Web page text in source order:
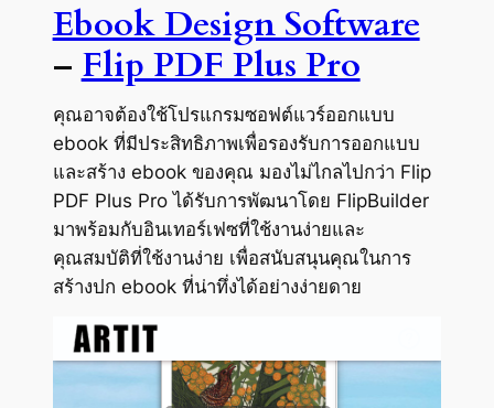
Ebook Design Software
– Flip PDF Plus Pro
คุณอาจต้องใช้โปรแกรมซอฟต์แวร์ออกแบบ
ebook ที่มีประสิทธิภาพเพื่อรองรับการออกแบบ
และสร้าง ebook ของคุณ มองไม่ไกลไปกว่า Flip
PDF Plus Pro ได้รับการพัฒนาโดย FlipBuilder
มาพร้อมกับอินเทอร์เฟซที่ใช้งานง่ายและ
คุณสมบัติที่ใช้งานง่าย เพื่อสนับสนุนคุณในการ
สร้างปก ebook ที่น่าทึ่งได้อย่างง่ายดาย